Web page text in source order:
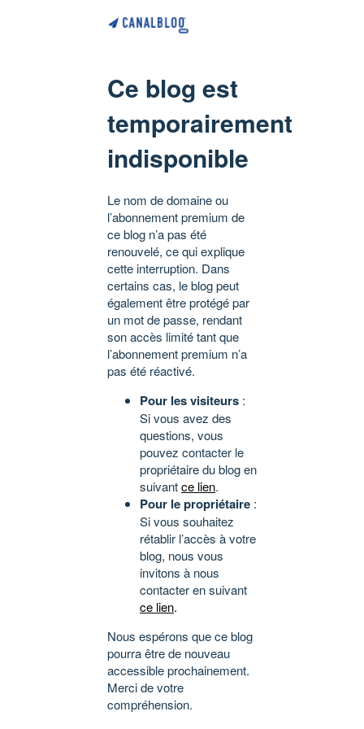
Ce blog est
temporairement
indisponible
Le nom de domaine ou
l’abonnement premium de
ce blog n’a pas été
renouvelé, ce qui explique
cette interruption. Dans
certains cas, le blog peut
également être protégé par
un mot de passe, rendant
son accès limité tant que
l’abonnement premium n’a
pas été réactivé.
Pour les visiteurs :
Si vous avez des
questions, vous
pouvez contacter le
propriétaire du blog en
suivantce lien.
Pour le propriétaire :
Si vous souhaitez
rétablir l’accès à votre
blog, nous vous
invitons à nous
contacter en suivant
ce lien.
Nous espérons que ce blog
pourra être de nouveau
accessible prochainement.
Merci de votre
compréhension.